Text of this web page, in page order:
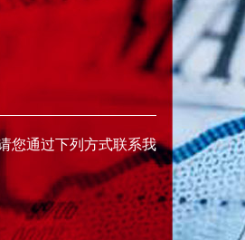
您通过下列方式联系我